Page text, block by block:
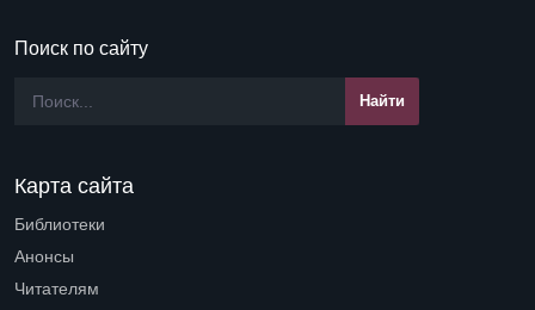
Поиск по сайту
Карта сайта
Библиотеки
Анонсы
Читателям